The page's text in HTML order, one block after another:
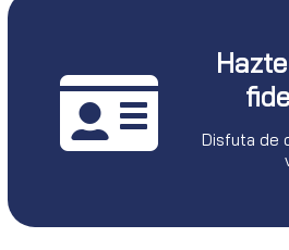
Disfuta de